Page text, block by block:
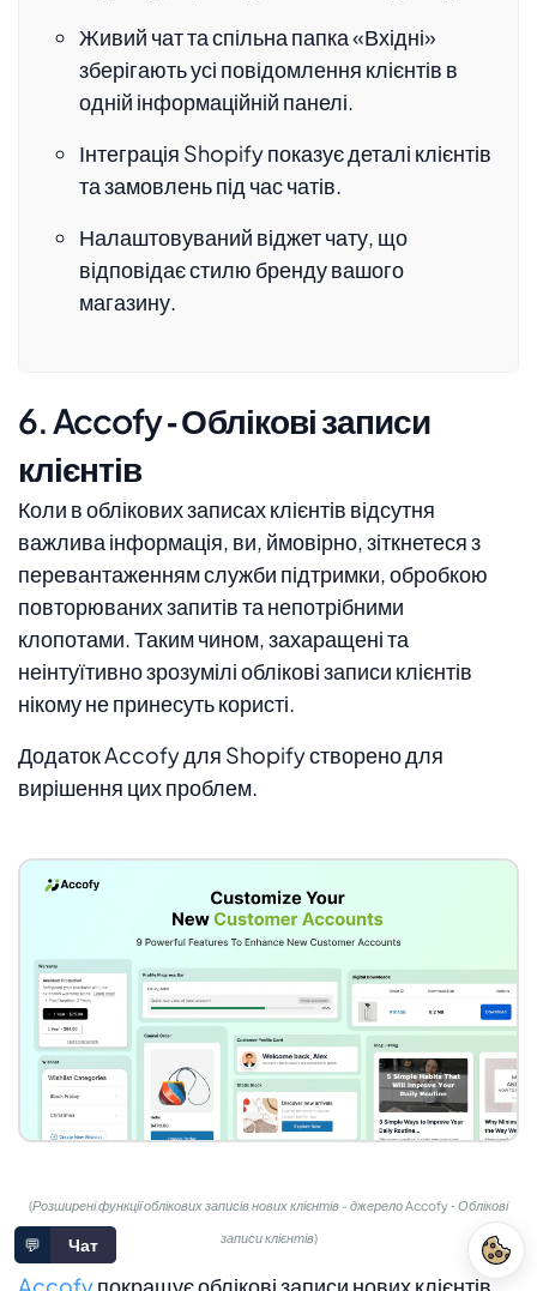
Живий чат та спільна папка «Вхідні»
зберігають усі повідомлення клієнтів в
одній інформаційній панелі.
Інтеграція Shopify показує деталі клієнтів
та замовлень під час чатів.
Налаштовуваний віджет чату, що
відповідає стилю бренду вашого
магазину.
6. Accofy ‑ Облікові записи
клієнтів
Коли в облікових записах клієнтів відсутня
важлива інформація, ви, ймовірно, зіткнетеся з
перевантаженням служби підтримки, обробкою
повторюваних запитів та непотрібними
клопотами. Таким чином, захаращені та
неінтуїтивно зрозумілі облікові записи клієнтів
нікому не принесуть користі.
Додаток Accofy для Shopify створено для
вирішення цих проблем.
(Розширені функції облікових записів нових клієнтів - джерело Accofy ‑ Облікові
записи клієнтів)
Accofyпокращує облікові записи нових клієнтів
💬 Чат